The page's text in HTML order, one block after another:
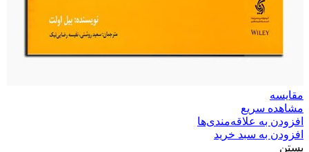
مقایسه
مشاهده سریع
افزودن به علاقه‌مندی‌ها
افزودن به سبد خرید
بستن